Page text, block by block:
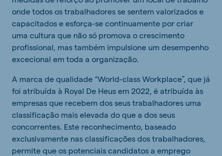
onde todos os trabalhadores se sentem valorizados e
capacitados e esforça-se continuamente por criar
uma cultura que não só promova o crescimento
profissional, mas também impulsione um desempenho
excecional em toda a organização.
A marca de qualidade “World-class Workplace”, que já
foi atribuída à Royal De Heus em 2022, é atribuída às
empresas que recebem dos seus trabalhadores uma
classificação mais elevada do que a dos seus
concorrentes. Este reconhecimento, baseado
exclusivamente nas classificações dos trabalhadores,
permite que os potenciais candidatos a emprego